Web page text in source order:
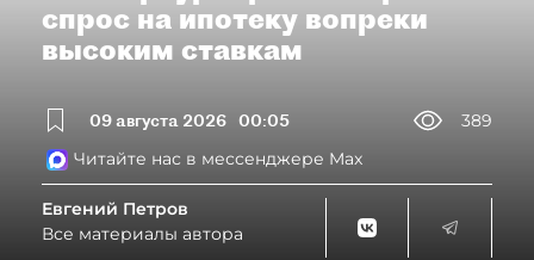
спрос на ипотеку вопреки
высоким ставкам
09 августа 2026 00:05
389
Читайте нас в мессенджере Max
Евгений Петров
Все материалы автора